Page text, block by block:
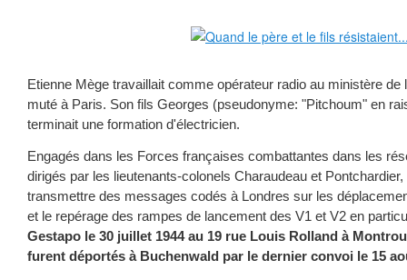
Etienne Mège travaillait comme opérateur radio au ministère de
muté à Paris. Son fils Georges (pseudonyme: "Pitchoum" en
terminait une formation d'électricien.
Engagés dans les Forces françaises combattantes dans les
dirigés par les lieutenants-colonels Charaudeau et
transmettre des messages codés à Londres sur les
et le repérage des rampes de lancement des V1 et V2 en
Gestapo le 30 juillet 1944 au 19 rue Louis Rolland à
furent déportés à Buchenwald par le dernier convoi le 15